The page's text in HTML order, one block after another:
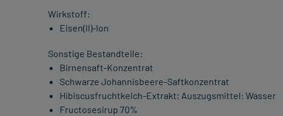
Wirkstoff:
Eisen(II)-Ion
Sonstige Bestandteile:
Birnensaft-Konzentrat
Schwarze Johannisbeere-Saftkonzentrat
Hibiscusfruchtkelch-Extrakt; Auszugsmittel: Wasser
Fructosesirup 70%